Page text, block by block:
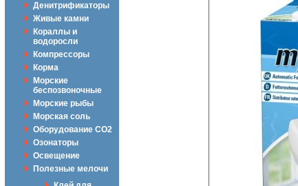
Денитрификаторы
Живые камни
Кораллы и
водоросли
Компрессоры
Корма
Морские
беспозвоночные
Морские рыбы
Морская соль
Оборудование CO2
Озонаторы
Освещение
Полезные мелочи